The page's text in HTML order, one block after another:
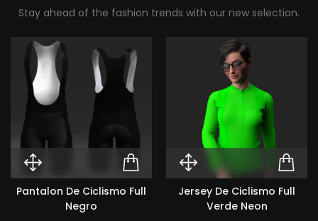
Stay ahead of the fashion trends with our new selection.
Quick View Pantalon de
ADD TO CART
Pantalon De Ciclismo Full
Negro
Quick View
Jersey De Ciclismo Full
Verde Neon